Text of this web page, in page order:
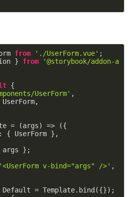
from './UserForm.vue' ;
} from
'@storybook/addon-a
{
UserForm' ,
= (args) => ({
: { UserForm },
};
'<UserForm v-bind="args" />' ,
Default = Template.bind({});